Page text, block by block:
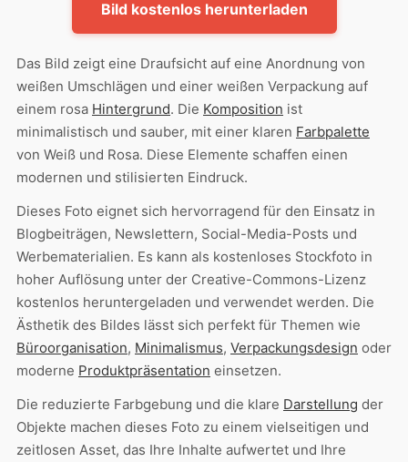
Bild kostenlos herunterladen
Das Bild zeigt eine Draufsicht auf eine Anordnung von
weißen Umschlägen und einer weißen Verpackung auf
einem rosa Hintergrund. Die Komposition ist
minimalistisch und sauber, mit einer klaren Farbpalette
von Weiß und Rosa. Diese Elemente schaffen einen
modernen und stilisierten Eindruck.
Dieses Foto eignet sich hervorragend für den Einsatz in
Blogbeiträgen, Newslettern, Social-Media-Posts und
Werbematerialien. Es kann als kostenloses Stockfoto in
hoher Auflösung unter der Creative-Commons-Lizenz
kostenlos heruntergeladen und verwendet werden. Die
Ästhetik des Bildes lässt sich perfekt für Themen wie
Büroorganisation, Minimalismus, Verpackungsdesign oder
moderne Produktpräsentation einsetzen.
Die reduzierte Farbgebung und die klare Darstellung der
Objekte machen dieses Foto zu einem vielseitigen und
zeitlosen Asset, das Ihre Inhalte aufwertet und Ihre